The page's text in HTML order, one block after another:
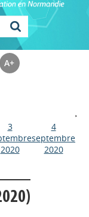
A+
3
2020
4
septembre
2020